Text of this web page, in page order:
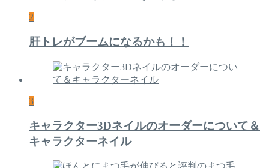
2
肝トレがブームになるかも！！
3
キャラクター3Dネイルのオーダーについて＆
キャラクターネイル